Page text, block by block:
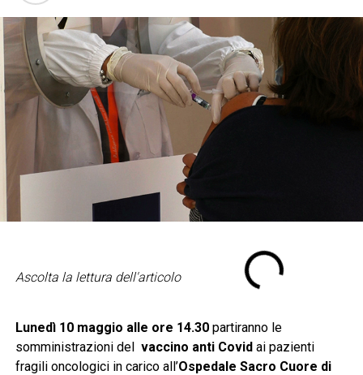
Ascolta la lettura dell'articolo
Lunedì 10 maggio alle ore 14.30partiranno le
somministrazioni del vaccino anti Covidai pazienti
fragili oncologici in carico all’Ospedale Sacro Cuore di